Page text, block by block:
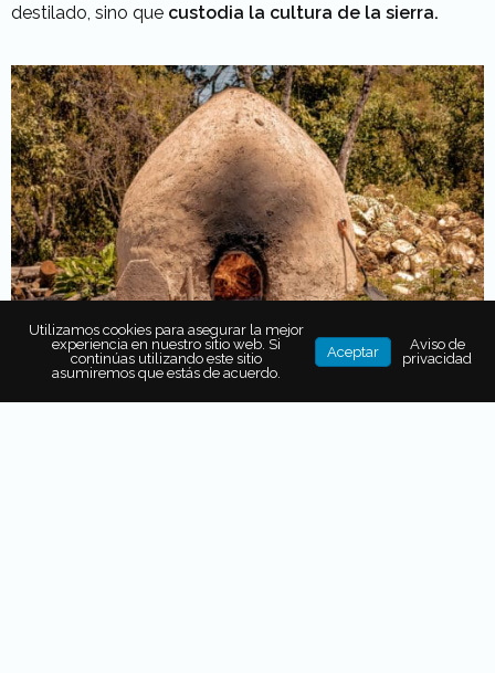
destilado, sino que custodia la cultura de la sierra.
Utilizamos cookies para asegurar la mejor
experiencia en nuestro sitio web. Si
continúas utilizando este sitio
asumiremos que estás de acuerdo.
Aceptar
Aviso de
privacidad